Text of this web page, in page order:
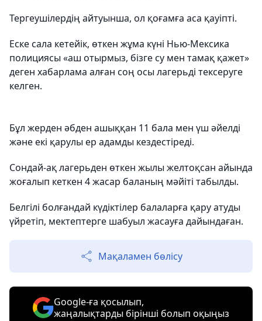
Тергеушілердің айтуынша, ол қоғамға аса қауіпті.
Еске сала кетейік, өткен жұма күні Нью-Мексика
полициясы «аш отырмыз, бізге су мен тамақ қажет»
деген хабарлама алған соң осы лагерьді тексеруге
келген.
Бұл жерден әбден ашыққан 11 бала мен үш әйелді
және екі қарулы ер адамды кездестіреді.
Сондай-ақ лагерьден өткен жылы желтоқсан айында
жоғалып кеткен 4 жасар баланың мәйіті табылды.
Белгілі болғандай күдіктілер балаларға қару атуды
үйретіп, мектептерге шабуыл жасауға дайындаған.
Мақаламен бөлісу
Google-ға қосылып,
жаңалықтарды бірінші болып оқыңыз